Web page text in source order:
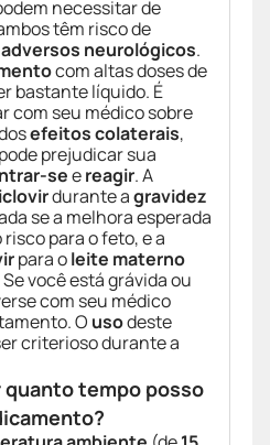
necessitar de
têm risco de
neurológicos.
com altas doses de
bastante líquido. É
com seu médico sobre
efeitos colaterais,
prejudicar sua
seereagir. A
durante agravidez
se a melhora esperada
para o feto, e a
para oleite materno
você está grávida ou
com seu médico
O usodeste
criterioso durante a
quanto tempo posso